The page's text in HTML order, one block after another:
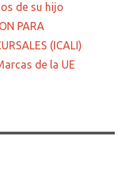
de su hijo
PARA
(ICALI)
de la UE